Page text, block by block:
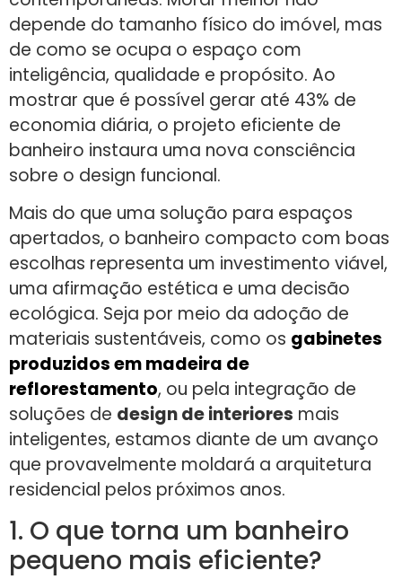
depende do tamanho físico do imóvel, mas
de como se ocupa o espaço com
inteligência, qualidade e propósito. Ao
mostrar que é possível gerar até 43% de
economia diária, o projeto eficiente de
banheiro instaura uma nova consciência
sobre o design funcional.
Mais do que uma solução para espaços
apertados, o banheiro compacto com boas
escolhas representa um investimento viável,
uma afirmação estética e uma decisão
ecológica. Seja por meio da adoção de
materiais sustentáveis, como os gabinetes
produzidos em madeira de
reflorestamento, ou pela integração de
soluções de design de interiores mais
inteligentes, estamos diante de um avanço
que provavelmente moldará a arquitetura
residencial pelos próximos anos.
1. O que torna um banheiro
pequeno mais eficiente?